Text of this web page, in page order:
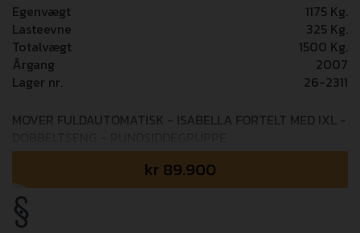
Egenvægt
1175 Kg.
Lasteevne
325 Kg.
Totalvægt
1500 Kg.
Årgang
2007
Lager nr.
26-2311
MOVER FULDAUTOMATISK - ISABELLA FORTELT MED IXL -
kr 89.900